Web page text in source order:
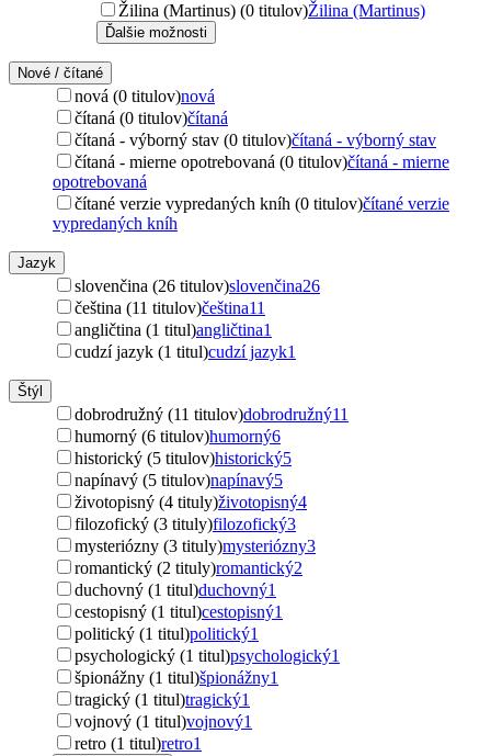
Žilina (Martinus) (0 titulov)Žilina (Martinus)
Ďalšie možnosti
Nové / čítané
nová (0 titulov)nová
čítaná (0 titulov)čítaná
čítaná - výborný stav (0 titulov)čítaná - výborný stav
čítaná - mierne opotrebovaná (0 titulov)čítaná - mierne
opotrebovaná
čítané verzie vypredaných kníh (0 titulov)čítané verzie
vypredaných kníh
Jazyk
slovenčina (26 titulov)slovenčina26
čeština (11 titulov)čeština11
angličtina (1 titul)angličtina1
cudzí jazyk (1 titul)cudzí jazyk1
Štýl
dobrodružný (11 titulov)dobrodružný11
humorný (6 titulov)humorný6
historický (5 titulov)historický5
napínavý (5 titulov)napínavý5
životopisný (4 tituly)životopisný4
filozofický (3 tituly)filozofický3
mysteriózny (3 tituly)mysteriózny3
romantický (2 tituly)romantický2
duchovný (1 titul)duchovný1
cestopisný (1 titul)cestopisný1
politický (1 titul)politický1
psychologický (1 titul)psychologický1
špionážny (1 titul)špionážny1
tragický (1 titul)tragický1
vojnový (1 titul)vojnový1
retro (1 titul)retro1